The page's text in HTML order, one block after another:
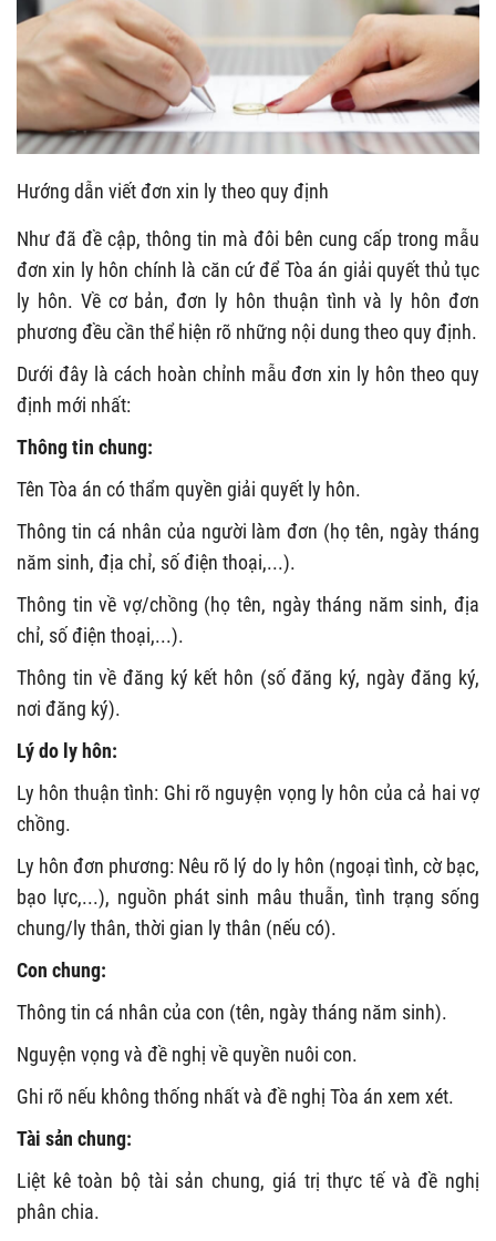
Hướng dẫn viết đơn xin ly theo quy định
Như đã đề cập, thông tin mà đôi bên cung cấp trong mẫu
đơn xin ly hôn chính là căn cứ để Tòa án giải quyết thủ tục
ly hôn. Về cơ bản, đơn ly hôn thuận tình và ly hôn đơn
phương đều cần thể hiện rõ những nội dung theo quy định.
Dưới đây là cách hoàn chỉnh mẫu đơn xin ly hôn theo quy
định mới nhất:
Thông tin chung:
Tên Tòa án có thẩm quyền giải quyết ly hôn.
Thông tin cá nhân của người làm đơn (họ tên, ngày tháng
năm sinh, địa chỉ, số điện thoại,...).
Thông tin về vợ/chồng (họ tên, ngày tháng năm sinh, địa
chỉ, số điện thoại,...).
Thông tin về đăng ký kết hôn (số đăng ký, ngày đăng ký,
nơi đăng ký).
Lý do ly hôn:
Ly hôn thuận tình: Ghi rõ nguyện vọng ly hôn của cả hai vợ
chồng.
Ly hôn đơn phương: Nêu rõ lý do ly hôn (ngoại tình, cờ bạc,
bạo lực,...), nguồn phát sinh mâu thuẫn, tình trạng sống
chung/ly thân, thời gian ly thân (nếu có).
Con chung:
Thông tin cá nhân của con (tên, ngày tháng năm sinh).
Nguyện vọng và đề nghị về quyền nuôi con.
Ghi rõ nếu không thống nhất và đề nghị Tòa án xem xét.
Tài sản chung:
Liệt kê toàn bộ tài sản chung, giá trị thực tế và đề nghị
phân chia.